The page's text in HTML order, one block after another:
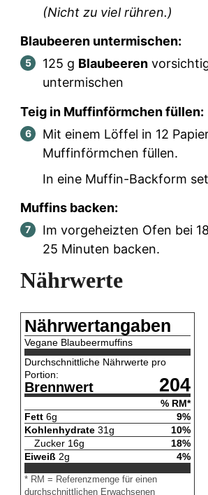
(Nicht zu viel rühren.)
Blaubeeren untermischen:
125 g Blaubeeren
untermischen
Teig in Muffinförmchen füllen:
Mit einem Löffel in 12
Muffinförmchen füllen.
In eine Muffin-Backform
Muffins backen:
Im vorgeheizten Ofen bei
25 Minuten backen.
Nährwerte
Nährwertangaben
Vegane Blaubeermuffins
Durchschnittliche Nährwerte pro
Portion:
Brennwert 204
% RM*
Fett 6g 9%
Kohlenhydrate 31g 10%
Zucker 16g 18%
Eiweiß 2g 4%
* RM = Referenzmenge für einen
durchschnittlichen Erwachsenen